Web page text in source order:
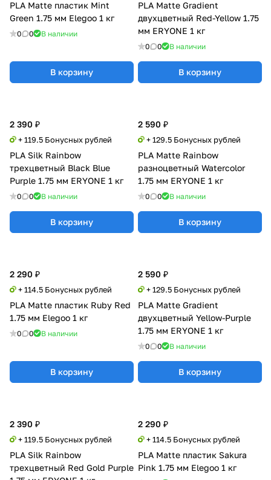
PLA Matte пластик Mint
Green 1.75 мм Elegoo 1 кг
0 0 В наличии
В корзину
PLA Matte Gradient
двухцветный Red-Yellow 1.75
мм ERYONE 1 кг
0 0 В наличии
В корзину
2 390 ₽
+ 119.5 Бонусных рублей
PLA Silk Rainbow
трехцветный Black Blue
Purple 1.75 мм ERYONE 1 кг
0 0 В наличии
В корзину
2 590 ₽
+ 129.5 Бонусных рублей
PLA Matte Rainbow
разноцветный Watercolor
1.75 мм ERYONE 1 кг
0 0 В наличии
В корзину
2 290 ₽
+ 114.5 Бонусных рублей
PLA Matte пластик Ruby Red
1.75 мм Elegoo 1 кг
0 0 В наличии
В корзину
2 590 ₽
+ 129.5 Бонусных рублей
PLA Matte Gradient
двухцветный Yellow-Purple
1.75 мм ERYONE 1 кг
0 0 В наличии
В корзину
2 390 ₽
+ 119.5 Бонусных рублей
PLA Silk Rainbow
трехцветный Red Gold Purple
2 290 ₽
+ 114.5 Бонусных рублей
PLA Matte пластик Sakura
Pink 1.75 мм Elegoo 1 кг